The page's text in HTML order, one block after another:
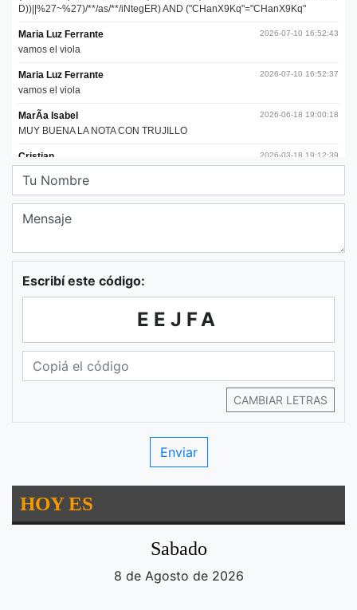
Escribí este código:
EEJFA
CAMBIAR LETRAS
HOY ES
Sabado
8 de Agosto de 2026